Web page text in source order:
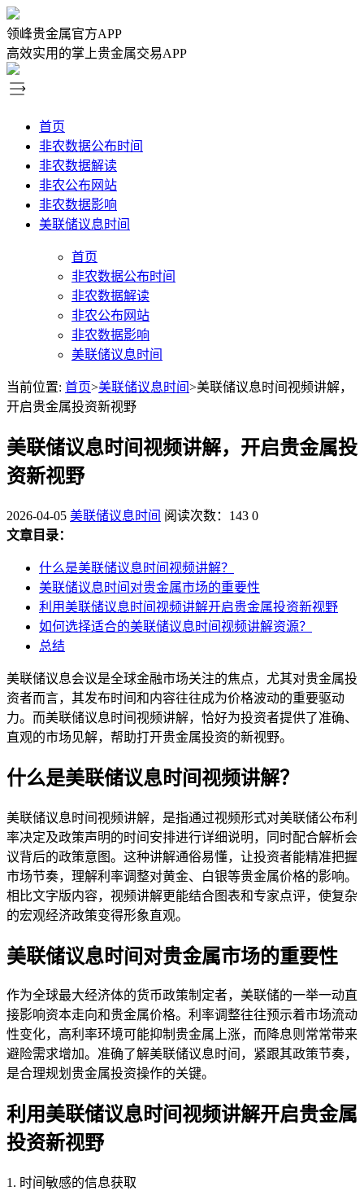
领峰贵金属官方APP
高效实用的掌上贵金属交易APP
首页
非农数据公布时间
非农数据解读
非农公布网站
非农数据影响
美联储议息时间
首页
非农数据公布时间
非农数据解读
非农公布网站
非农数据影响
美联储议息时间
当前位置: 首页>美联储议息时间>美联储议息时间视频讲解，
开启贵金属投资新视野
美联储议息时间视频讲解，开启贵金属投
资新视野
2026-04-05 美联储议息时间 阅读次数：143 0
文章目录：
什么是美联储议息时间视频讲解？
美联储议息时间对贵金属市场的重要性
利用美联储议息时间视频讲解开启贵金属投资新视野
如何选择适合的美联储议息时间视频讲解资源？
总结
美联储议息会议是全球金融市场关注的焦点，尤其对贵金属投
资者而言，其发布时间和内容往往成为价格波动的重要驱动
力。而美联储议息时间视频讲解，恰好为投资者提供了准确、
直观的市场见解，帮助打开贵金属投资的新视野。
什么是美联储议息时间视频讲解？
美联储议息时间视频讲解，是指通过视频形式对美联储公布利
率决定及政策声明的时间安排进行详细说明，同时配合解析会
议背后的政策意图。这种讲解通俗易懂，让投资者能精准把握
市场节奏，理解利率调整对黄金、白银等贵金属价格的影响。
相比文字版内容，视频讲解更能结合图表和专家点评，使复杂
的宏观经济政策变得形象直观。
美联储议息时间对贵金属市场的重要性
作为全球最大经济体的货币政策制定者，美联储的一举一动直
接影响资本走向和贵金属价格。利率调整往往预示着市场流动
性变化，高利率环境可能抑制贵金属上涨，而降息则常常带来
避险需求增加。准确了解美联储议息时间，紧跟其政策节奏，
是合理规划贵金属投资操作的关键。
利用美联储议息时间视频讲解开启贵金属
投资新视野
1. 时间敏感的信息获取